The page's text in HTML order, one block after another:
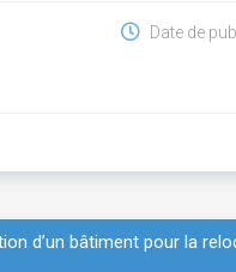
Date de
d’un bâtiment pour la